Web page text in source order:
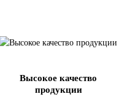
Высокое качество
продукции